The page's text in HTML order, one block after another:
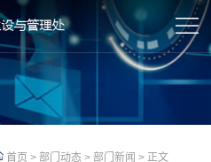
首页 >部门动态 >部门新闻 > 正文